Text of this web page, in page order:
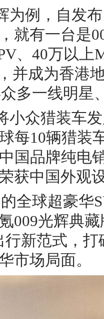
为例，自发
就有一台是
、40万以上
并成为香港
多一线明星
小众猎装车
每10辆猎装
国品牌纯电
获中国外观
全球超豪华
009光辉典
行新范式，
市场局面。